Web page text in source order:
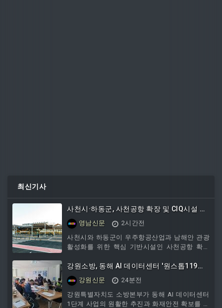
최신기사
사천시·하동군, 사천공항 확장 및 CIQ시설 설
치 공동건의 추진
영남신문
2시간전
사천시와 하동군이 우주항공산업과 남해안 관광
활성화를 위한 핵심 기반시설인 사천공항 확장
사천시장과 김현수 하동군수를 비롯한 양 기관
관계자들은 8월 10일 오후 3시 사천시청 시장실
에서 '사천공항 확장 및 CIQ시설 설치를 위한 공
동건의문'에 서명할 예정이다.이번 공동건의는
우주항공청 개청으로 대한민국 우주항공산업의
강원소방, 동해 AI 데이터센터 '원스톱119지
원단' 운영 본격화
강원신문
24분전
강원특별자치도 소방본부가 동해 AI 데이터센터
1단계 사업의 원활한 추진과 화재안전 확보를 위